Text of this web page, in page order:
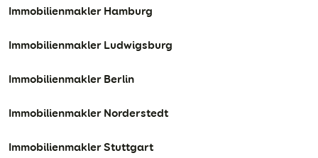
Immobilienmakler Hamburg
Immobilienmakler Ludwigsburg
Immobilienmakler Berlin
Immobilienmakler Norderstedt
Immobilienmakler Stuttgart